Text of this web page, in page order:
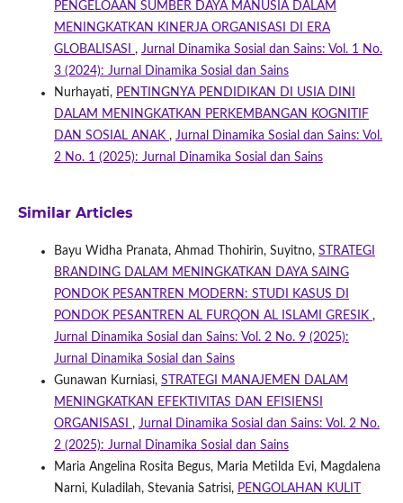
PENGELOAAN SUMBER DAYA MANUSIA DALAM
MENINGKATKAN KINERJA ORGANISASI DI ERA
GLOBALISASI , Jurnal Dinamika Sosial dan Sains: Vol. 1 No.
3 (2024): Jurnal Dinamika Sosial dan Sains
Nurhayati, PENTINGNYA PENDIDIKAN DI USIA DINI
DALAM MENINGKATKAN PERKEMBANGAN KOGNITIF
DAN SOSIAL ANAK , Jurnal Dinamika Sosial dan Sains: Vol.
2 No. 1 (2025): Jurnal Dinamika Sosial dan Sains
Similar Articles
Bayu Widha Pranata, Ahmad Thohirin, Suyitno, STRATEGI
BRANDING DALAM MENINGKATKAN DAYA SAING
PONDOK PESANTREN MODERN: STUDI KASUS DI
PONDOK PESANTREN AL FURQON AL ISLAMI GRESIK ,
Jurnal Dinamika Sosial dan Sains: Vol. 2 No. 9 (2025):
Jurnal Dinamika Sosial dan Sains
Gunawan Kurniasi, STRATEGI MANAJEMEN DALAM
MENINGKATKAN EFEKTIVITAS DAN EFISIENSI
ORGANISASI , Jurnal Dinamika Sosial dan Sains: Vol. 2 No.
2 (2025): Jurnal Dinamika Sosial dan Sains
Maria Angelina Rosita Begus, Maria Metilda Evi, Magdalena
Narni, Kuladilah, Stevania Satrisi, PENGOLAHAN KULIT